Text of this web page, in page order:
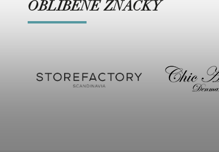
OBLÍBENÉ ZNAČKY